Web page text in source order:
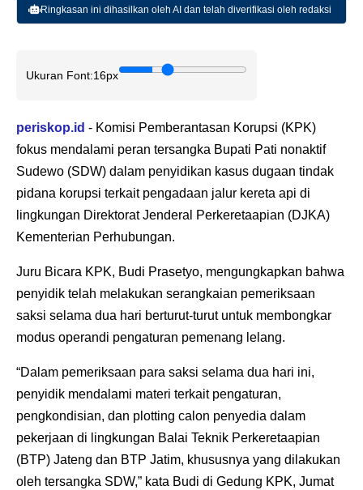
Ringkasan ini dihasilkan oleh AI dan telah diverifikasi oleh redaksi
Ukuran Font:16px
periskop.id - Komisi Pemberantasan Korupsi (KPK)
fokus mendalami peran tersangka Bupati Pati nonaktif
Sudewo (SDW) dalam penyidikan kasus dugaan tindak
pidana korupsi terkait pengadaan jalur kereta api di
lingkungan Direktorat Jenderal Perkeretaapian (DJKA)
Kementerian Perhubungan.
Juru Bicara KPK, Budi Prasetyo, mengungkapkan bahwa
penyidik telah melakukan serangkaian pemeriksaan
saksi selama dua hari berturut-turut untuk membongkar
modus operandi pengaturan pemenang lelang.
“Dalam pemeriksaan para saksi selama dua hari ini,
penyidik mendalami materi terkait pengaturan,
pengkondisian, dan plotting calon penyedia dalam
pekerjaan di lingkungan Balai Teknik Perkeretaapian
(BTP) Jateng dan BTP Jatim, khususnya yang dilakukan
oleh tersangka SDW,” kata Budi di Gedung KPK, Jumat